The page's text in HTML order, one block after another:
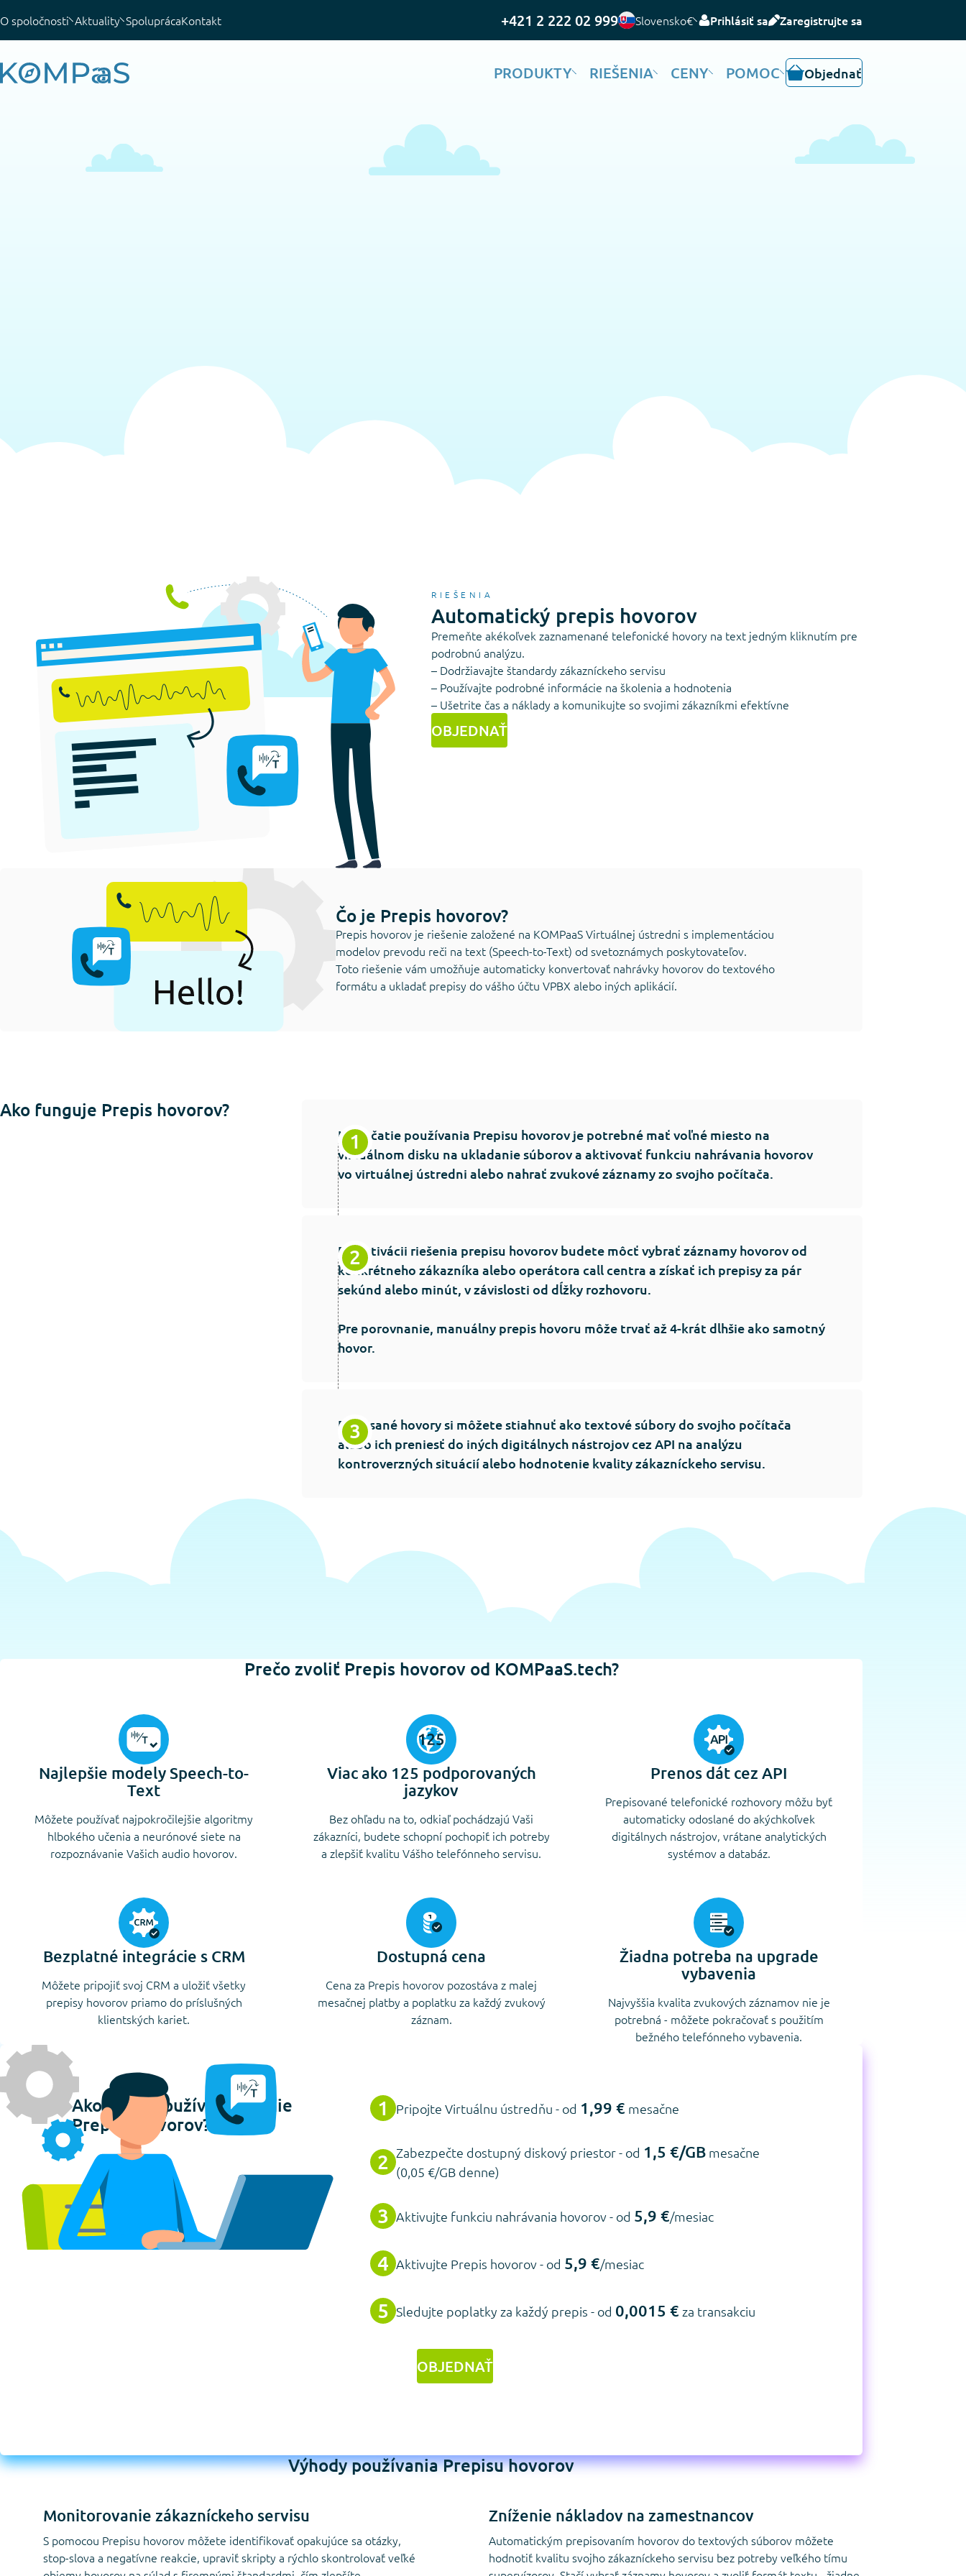
O spoločnosti Aktuality SpoluprácaKontakt +421 2 222 02 999 Slovensko€ Prihlásiť sa Zaregistrujte sa
PRODUKTY RIEŠENIA CENY POMOC Objednať
RIEŠENIA
Automatický prepis hovorov
Premeňte akékoľvek zaznamenané telefonické hovory na text jedným kliknutím pre
podrobnú analýzu.
– Dodržiavajte štandardy zákazníckeho servisu
– Používajte podrobné informácie na školenia a hodnotenia
– Ušetrite čas a náklady a komunikujte so svojimi zákazníkmi efektívne
OBJEDNAŤ
Čo je Prepis hovorov?
Prepis hovorov je riešenie založené na KOMPaaS Virtuálnej ústredni s implementáciou
modelov prevodu reči na text (Speech-to-Text) od svetoznámych poskytovateľov.
Toto riešenie vám umožňuje automaticky konvertovať nahrávky hovorov do textového
formátu a ukladať prepisy do vášho účtu VPBX alebo iných aplikácií.
Ako funguje Prepis hovorov?
Na začatie používania Prepisu hovorov je potrebné mať voľné miesto na
virtuálnom disku na ukladanie súborov a aktivovať funkciu nahrávania hovorov
vo virtuálnej ústredni alebo nahrať zvukové záznamy zo svojho počítača.
Po aktivácii riešenia prepisu hovorov budete môcť vybrať záznamy hovorov od
konkrétneho zákazníka alebo operátora call centra a získať ich prepisy za pár
sekúnd alebo minút, v závislosti od dĺžky rozhovoru.
Pre porovnanie, manuálny prepis hovoru môže trvať až 4-krát dlhšie ako samotný
hovor.
Prepisané hovory si môžete stiahnuť ako textové súbory do svojho počítača
alebo ich preniesť do iných digitálnych nástrojov cez API na analýzu
kontroverzných situácií alebo hodnotenie kvality zákazníckeho servisu.
Prečo zvoliť Prepis hovorov od KOMPaaS.tech?
Najlepšie modely Speech-to-
Text
Môžete používať najpokročilejšie algoritmy
hlbokého učenia a neurónové siete na
rozpoznávanie Vašich audio hovorov.
Viac ako 125 podporovaných
jazykov
Bez ohľadu na to, odkiaľ pochádzajú Vaši
zákazníci, budete schopní pochopiť ich potreby
a zlepšiť kvalitu Vášho telefónneho servisu.
Prenos dát cez API
Prepisované telefonické rozhovory môžu byť
automaticky odoslané do akýchkoľvek
digitálnych nástrojov, vrátane analytických
systémov a databáz.
Bezplatné integrácie s CRM
Môžete pripojiť svoj CRM a uložiť všetky
prepisy hovorov priamo do príslušných
klientských kariet.
Dostupná cena
Cena za Prepis hovorov pozostáva z malej
mesačnej platby a poplatku za každý zvukový
záznam.
Žiadna potreba na upgrade
vybavenia
Najvyššia kvalita zvukových záznamov nie je
potrebná - môžete pokračovať s použitím
bežného telefónneho vybavenia.
Ako začať používať riešenie
Prepisu hovorov?
Pripojte Virtuálnu ústredňu - od 1,99 € mesačne
Zabezpečte dostupný diskový priestor - od 1,5 €/GB mesačne
(0,05 €/GB denne)
Aktivujte funkciu nahrávania hovorov - od 5,9 €/mesiac
Aktivujte Prepis hovorov - od 5,9 €/mesiac
Sledujte poplatky za každý prepis - od 0,0015 € za transakciu
OBJEDNAŤ
Výhody používania Prepisu hovorov
Monitorovanie zákazníckeho servisu
S pomocou Prepisu hovorov môžete identifikovať opakujúce sa otázky,
stop-slova a negatívne reakcie, upraviť skripty a rýchlo skontrolovať veľké
Zníženie nákladov na zamestnancov
Automatickým prepisovaním hovorov do textových súborov môžete
hodnotiť kvalitu svojho zákazníckeho servisu bez potreby veľkého tímu